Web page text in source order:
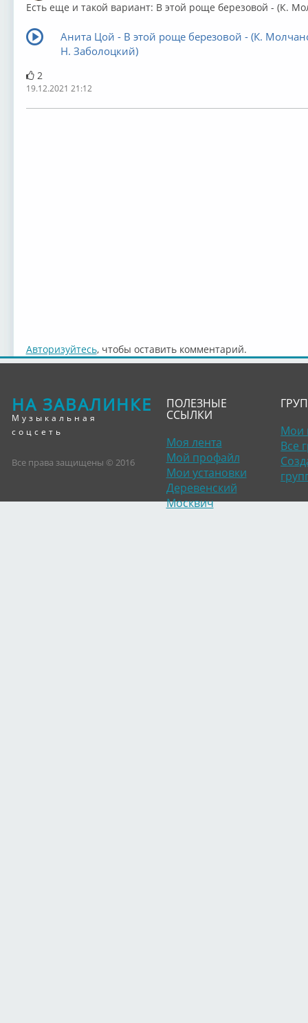
Есть еще и такой вариант: ⁣В этой роще березовой - (К.
Анита Цой - В этой роще березовой - (К.
Н. Заболоцкий)
2
19.12.2021 21:12
Авторизуйтесь, чтобы оставить комментарий.
НА ЗАВАЛИНКЕ
Музыкальная
соцсеть
Все права защищены © 2016
ПОЛЕЗНЫЕ
ССЫЛКИ
Моя лента
Мой профайл
Мои установки
Деревенский
Москвич
Мои
Все